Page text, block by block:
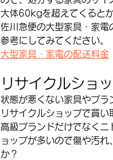
大体60kgを超えてくると
佐川急便の大型家具・家
参考にしてみてください。
大型家具・家電の配送料金
リサイクルショ
状態が悪くない家具やブラ
リサイクルショップで買い
高級ブランドだけでなく
ョップが多いので傷や汚
か？